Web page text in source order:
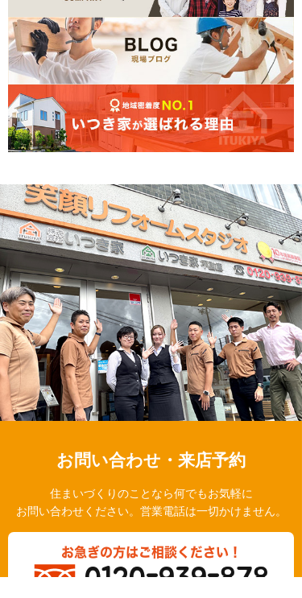
お問い合わせ・来店予約
住まいづくりのことなら何でもお気軽に
お問い合わせください。営業電話は一切かけません。
お急ぎの方はご相談ください！
0120-939-878